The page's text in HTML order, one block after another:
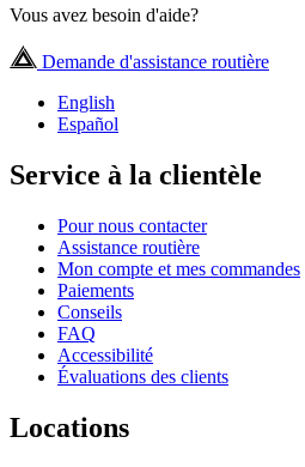
Vous avez besoin d'aide?
Demande d'assistance routière
English
Español
Service à la clientèle
Pour nous contacter
Assistance routière
Mon compte et mes commandes
Paiements
Conseils
FAQ
Accessibilité
Évaluations des clients
Locations